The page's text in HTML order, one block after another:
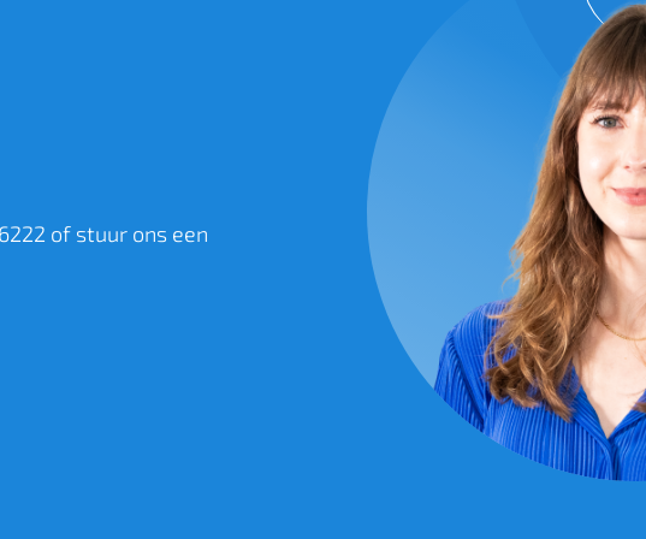
of stuur ons een